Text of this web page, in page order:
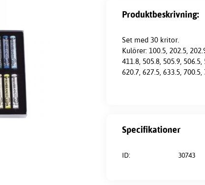
Produktbeskrivning:
Set med 30 kritor
Kulörer: 100.5, 202.5,
411.8, 505.8, 505.9, 506.5,
620.7, 627.5, 633.5, 700.5,
Specifikationer
ID: 30743